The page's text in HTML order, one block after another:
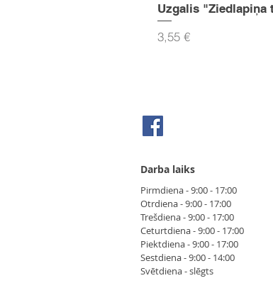
Uzgalis "Ziedlapiņa
Cena
3,55 €
Darba laiks
Pirmdiena - 9:00 - 17:00
Otrdiena - 9:00 - 17:00
Trešdiena - 9:00 - 17:00
Ceturtdiena - 9:00 - 17:00
Piektdiena - 9:00 - 17:00
Sestdiena - 9:00 - 14:00
Svētdiena - slēgts